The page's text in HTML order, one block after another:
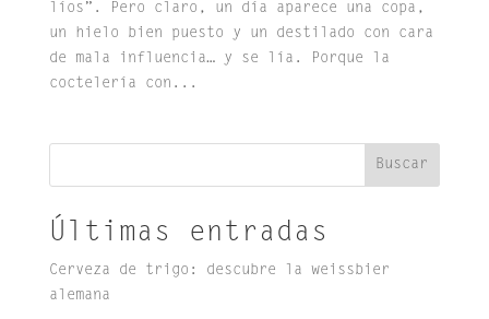
líos”. Pero claro, un día aparece una copa,
un hielo bien puesto y un destilado con cara
de mala influencia… y se lía. Porque la
coctelería con...
Buscar
Últimas entradas
Cerveza de trigo: descubre la weissbier
alemana